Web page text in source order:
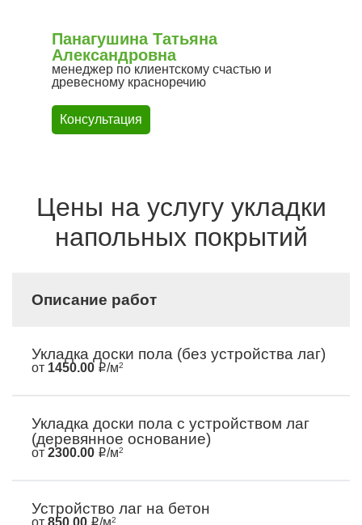
Панагушина Татьяна
Александровна
менеджер по клиентскому счастью и
древесному красноречию
Консультация
Цены на услугу укладки
напольных покрытий
Описание работ
Укладка доски пола (без устройства лаг)
от 1450.00 /м2
Укладка доски пола с устройством лаг
(деревянное основание)
от 2300.00 /м2
Устройство лаг на бетон
от 850.00 /м2